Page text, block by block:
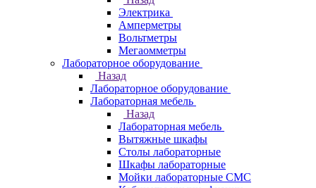
Электрика
Амперметры
Вольтметры
Мегаомметры
Лабораторное оборудование
Назад
Лабораторное оборудование
Лабораторная мебель
Назад
Лабораторная мебель
Вытяжные шкафы
Столы лабораторные
Шкафы лабораторные
Мойки лабораторные СМС